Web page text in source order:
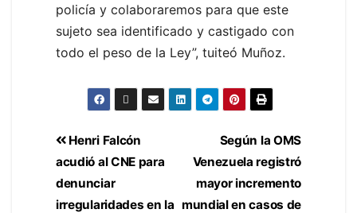
policía y colaboraremos para que este
sujeto sea identificado y castigado con
todo el peso de la Ley”, tuiteó Muñoz.
Según la OMS
Venezuela registró
mayor incremento
mundial en casos de
Henri Falcón
acudió al CNE para
denunciar
irregularidades en la